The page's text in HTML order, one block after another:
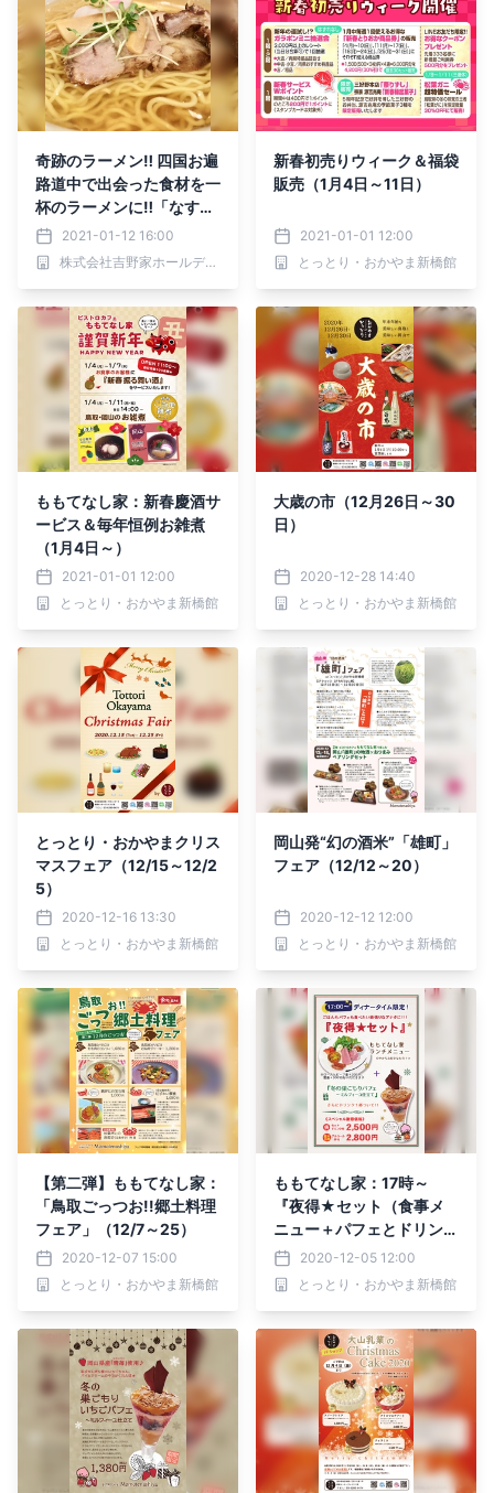
奇跡のラーメン‼︎ 四国お遍
路道中で出会った食材を一
杯のラーメンに‼︎「なす
や」が新橋にオープン！
2021-01-12 16:00
株式会社吉野家ホールディングス
新春初売りウィーク＆福袋
販売（1月4日～11日）
2021-01-01 12:00
とっとり・おかやま新橋館
ももてなし家：新春慶酒サ
ービス＆毎年恒例お雑煮
（1月4日～）
2021-01-01 12:00
とっとり・おかやま新橋館
大歳の市（12月26日～30
日）
2020-12-28 14:40
とっとり・おかやま新橋館
とっとり・おかやまクリス
マスフェア（12/15～12/2
5）
2020-12-16 13:30
とっとり・おかやま新橋館
岡山発“幻の酒米”「雄町」
フェア（12/12～20）
2020-12-12 12:00
とっとり・おかやま新橋館
【第二弾】ももてなし家：
「鳥取ごっつお!!郷土料理
フェア」（12/7～25）
2020-12-07 15:00
とっとり・おかやま新橋館
ももてなし家：17時～
『夜得★セット（食事メ
ニュー＋パフェとドリン
ク）』2020-12-05 12:00
とっとり・おかやま新橋館